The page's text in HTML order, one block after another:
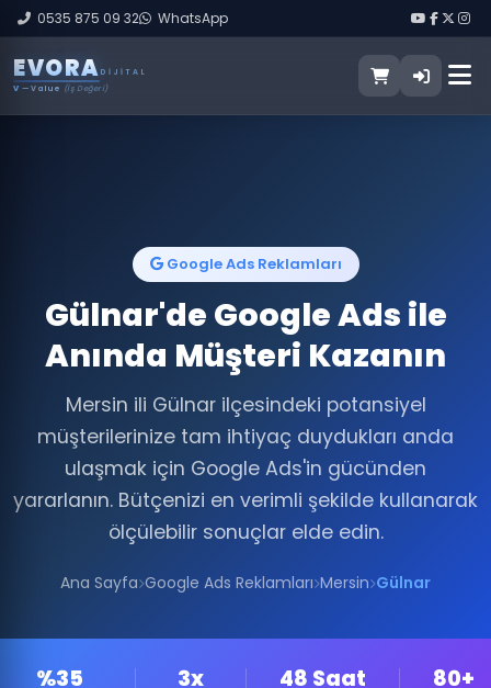
0535 875 09 32 WhatsApp
EVORA DIJITAL
V — Value (İş Değeri)
Google Ads Reklamları
Gülnar'de Google Ads ile
Anında Müşteri Kazanın
Mersin ili Gülnar ilçesindeki potansiyel
müşterilerinize tam ihtiyaç duydukları anda
ulaşmak için Google Ads'in gücünden
yararlanın. Bütçenizi en verimli şekilde kullanarak
ölçülebilir sonuçlar elde edin.
Ana Sayfa Google Ads Reklamları Mersin Gülnar
%35 3x 48 Saat 80+